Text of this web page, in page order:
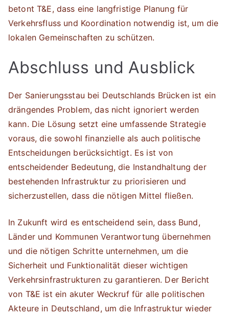
betont T&E, dass eine langfristige Planung für
Verkehrsfluss und Koordination notwendig ist, um die
lokalen Gemeinschaften zu schützen.
Abschluss und Ausblick
Der Sanierungsstau bei Deutschlands Brücken ist ein
drängendes Problem, das nicht ignoriert werden
kann. Die Lösung setzt eine umfassende Strategie
voraus, die sowohl finanzielle als auch politische
Entscheidungen berücksichtigt. Es ist von
entscheidender Bedeutung, die Instandhaltung der
bestehenden Infrastruktur zu priorisieren und
sicherzustellen, dass die nötigen Mittel fließen.
In Zukunft wird es entscheidend sein, dass Bund,
Länder und Kommunen Verantwortung übernehmen
und die nötigen Schritte unternehmen, um die
Sicherheit und Funktionalität dieser wichtigen
Verkehrsinfrastrukturen zu garantieren. Der Bericht
von T&E ist ein akuter Weckruf für alle politischen
Akteure in Deutschland, um die Infrastruktur wieder